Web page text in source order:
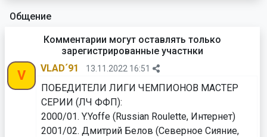
Общение
Комментарии могут оставлять только
зарегистрированные участнки
V VLAD´91 13.11.2022 16:51
ПОБЕДИТЕЛИ ЛИГИ ЧЕМПИОНОВ МАСТЕР
СЕРИИ (ЛЧ ФФП):
2000/01. Y.Yoffe (Russian Roulette, Интернет)
2001/02. Дмитрий Белов (Северное Сияние,